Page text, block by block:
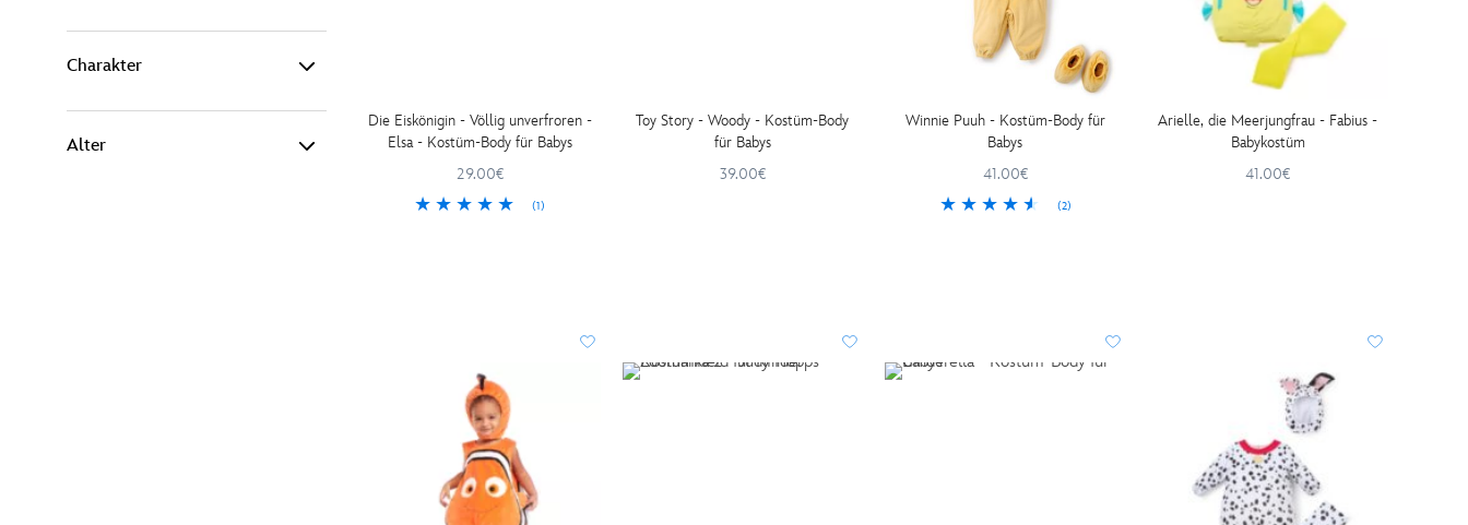
Babykostüme (10)
Charakter
Alter
Die Eiskönigin - Völlig unverfroren -
Elsa - Kostüm-Body für Babys
29.00€
(1)
Toy Story - Woody - Kostüm-Body
für Babys
39.00€
Winnie Puuh - Kostüm-Body für
Babys
41.00€
(2)
Arielle, die Meerjungfrau - Fabius -
Babykostüm
41.00€